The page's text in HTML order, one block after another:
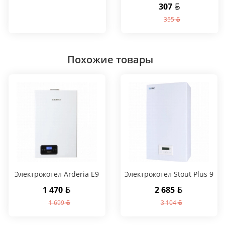
307
355
Похожие товары
Электрокотел Arderia E9
1 470
1 699
Электрокотел Stout Plus 9
2 685
3 104